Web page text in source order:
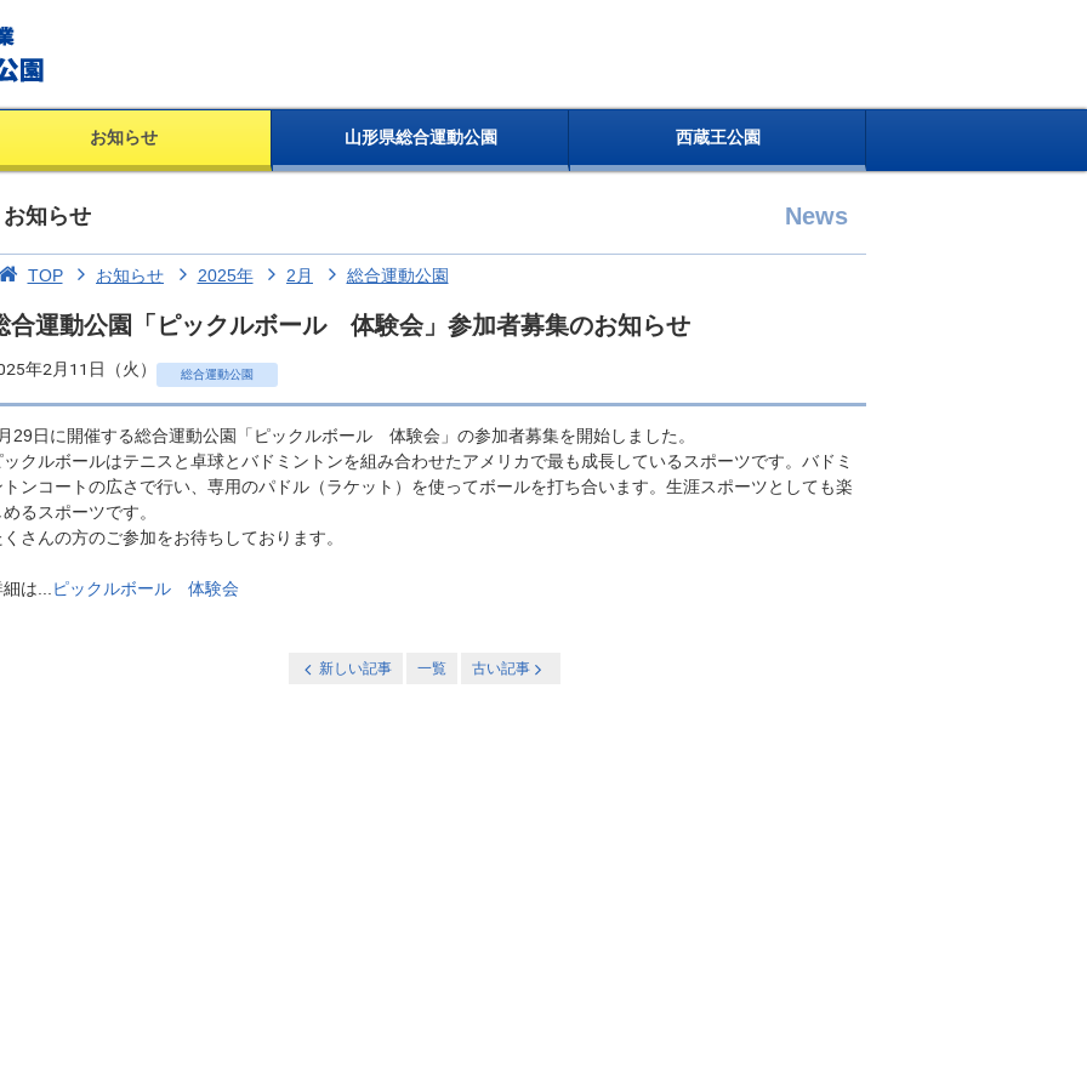
お知らせ 山形県総合運動公園 西蔵王公園
お知らせ News
TOP お知らせ 2025年 2月 総合運動公園
合運動公園「ピックルボール 体験会」参加者募集のお知らせ
年2月11日（火） 総合運動公園
29日に開催する総合運動公園「ピックルボール 体験会」の参加者募集を開始しました。
ックルボールはテニスと卓球とバドミントンを組み合わせたアメリカで最も成長しているスポーツです。バドミ
トンコートの広さで行い、専用のパドル（ラケット）を使ってボールを打ち合います。生涯スポーツとしても楽
るスポーツです。
くさんの方のご参加をお待ちしております。
は... ピックルボール 体験会
新しい記事 一覧 古い記事